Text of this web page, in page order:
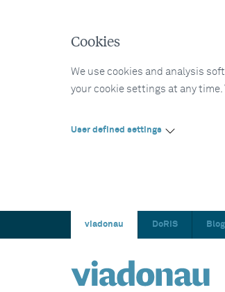
Cookies
We use cookies and analysis
your cookie settings at any
User defined settings
viadonau DoRIS Blog